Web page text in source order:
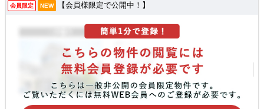
会員限定 NEW 【会員様限定で公開中！】